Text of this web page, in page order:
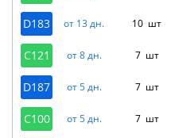
D183 от 13 дн. 10 шт
C121 от 8 дн. 7 шт
D187 от 5 дн. 7 шт
C100 от 5 дн. 7 шт